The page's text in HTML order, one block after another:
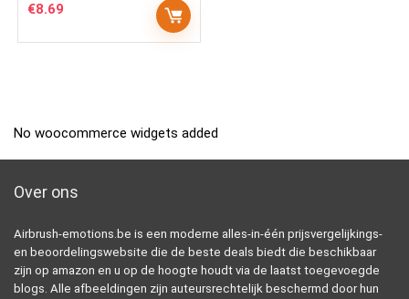
€8.69
No woocommerce widgets added
Over ons
Airbrush-emotions.be is een moderne alles-in-één prijsvergelijkings-
en beoordelingswebsite die de beste deals biedt die beschikbaar
zijn op amazon en u op de hoogte houdt via de laatst toegevoegde
blogs. Alle afbeeldingen zijn auteursrechtelijk beschermd door hun